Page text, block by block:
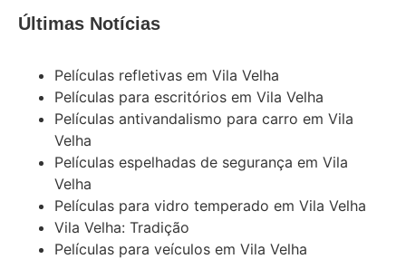
Últimas Notícias
Películas refletivas em Vila Velha
Películas para escritórios em Vila Velha
Películas antivandalismo para carro em Vila
Velha
Películas espelhadas de segurança em Vila
Velha
Películas para vidro temperado em Vila Velha
Vila Velha: Tradição
Películas para veículos em Vila Velha